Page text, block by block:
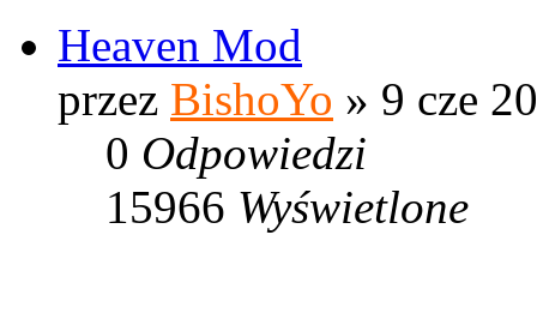
Heaven Mod
przez BishoYo » 9 cze
0 Odpowiedzi
15966 Wyświetlone